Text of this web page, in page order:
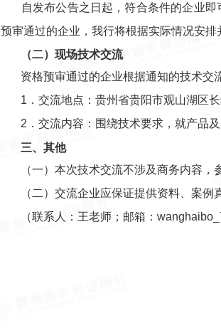
自发布公告之日起，符合条件的企业
预审通过的企业，我行将根据实际情况安
（二）现场技术交流
资格预审通过的企业根据通知的技术交
1．交流地点：贵州省贵阳市观山湖区
2．交流内容：围绕技术要求，就产品
三、其他
（一）本次技术交流不涉及商务内容
（二）交流企业应保证提供资料、案
（联系人：王老师；邮箱：